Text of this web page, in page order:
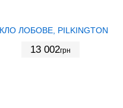
ЛОБОВЕ, PILKINGTON
13 002грн